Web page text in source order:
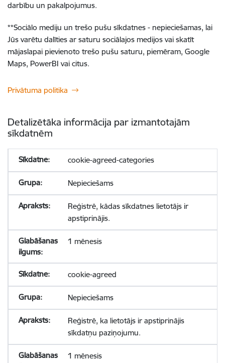
darbību un pakalpojumus.
**Sociālo mediju un trešo pušu sīkdatnes - nepieciešamas, lai
Jūs varētu dalīties ar saturu sociālajos medijos vai skatīt
mājaslapai pievienoto trešo pušu saturu, piemēram, Google
Maps, PowerBI vai citus.
Privātuma politika
Detalizētāka informācija par izmantotajām
sīkdatnēm
cookie-agreed-categories
Nepieciešams
Reģistrē, kādas sīkdatnes lietotājs ir
apstiprinājis.
1 mēnesis
cookie-agreed
Nepieciešams
Reģistrē, ka lietotājs ir apstiprinājis
sīkdatņu paziņojumu.
1 mēnesis